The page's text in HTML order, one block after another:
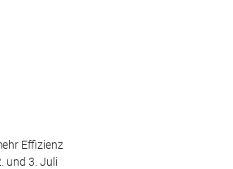
Effizienz
und 3. Juli